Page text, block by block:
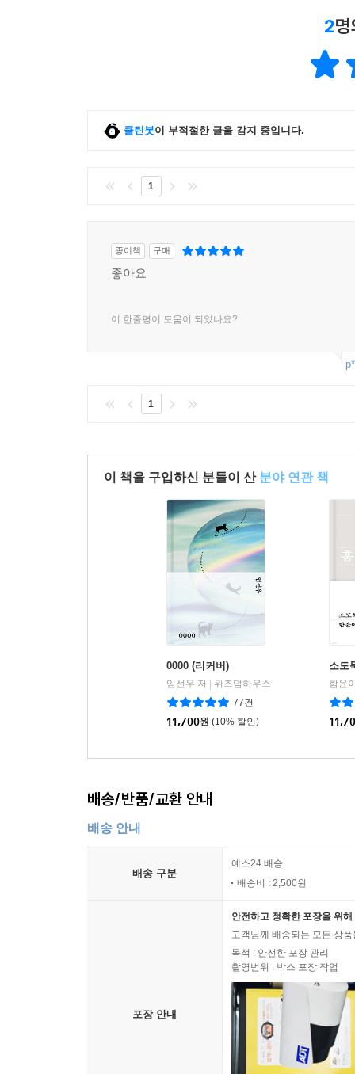
정대건 『부오니시모, 나폴리』
문보영 『어떤 새의 이름을 아는 슬픈 너』
박이강 『잡 인터뷰』
김나현 『예감의 우주』
조우리 『사서 고생』
예소연 『소란한 속삭임』
성해나 『우리가 열 번을 나고 죽을 때』
장진영 『김용호』
이연숙 『아빠 소설』
서이제 『바보 같은 춤을 추자』
권희진 『일단 믿는 마음』
정이현 『사는 사람』
함윤이 『소도둑 성장기』
이현석 『고백의 시대』
임솔아 『엄마 몰래 피우는 담배』
김유원 『와이카노』
백온유 『연고자들』
2
클린봇이 부적절한 글을 감지 중입니다.
1
종이책 구매
좋아요
이 한줄평이 도움이 되었나요?
1
이 책을 구입하신 분들이 산 분야 연관 책
0000 (리커버)
임선우 저 | 위즈덤하우스
77건
11,700원 (10% 할인)
소도
함윤
배송/반품/교환 안내
배송 안내
배송 구분
예스24 배송
배송비 : 2,500원
포장 안내
안전하고 정확한 포장을 위
고객님께 배송되는 모든 상
목적 : 안전한 포장 관리
촬영범위 : 박스 포장 작업